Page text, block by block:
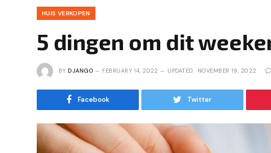
HUIS VERKOPEN
5 dingen om dit
BY DJANGO FEBRUARY 14, 2022 UPDATED: NOVEMBER 19, 2022
Facebook Twitter